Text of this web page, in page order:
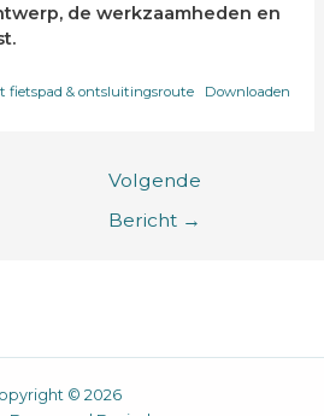
de werkzaamheden en
fietspad & ontsluitingsroute Downloaden
Volgende
Bericht →
© 2026